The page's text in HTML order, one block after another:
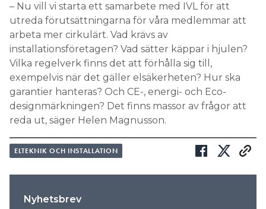
– Nu vill vi starta ett samarbete med IVL för att
utreda förutsättningarna för våra medlemmar att
arbeta mer cirkulärt. Vad krävs av
installationsföretagen? Vad sätter käppar i hjulen?
Vilka regelverk finns det att förhålla sig till,
exempelvis när det gäller elsäkerheten? Hur ska
garantier hanteras? Och CE-, energi- och Eco-
designmärkningen? Det finns massor av frågor att
reda ut, säger Helen Magnusson.
ELTEKNIK OCH INSTALLATION
Nyhetsbrev